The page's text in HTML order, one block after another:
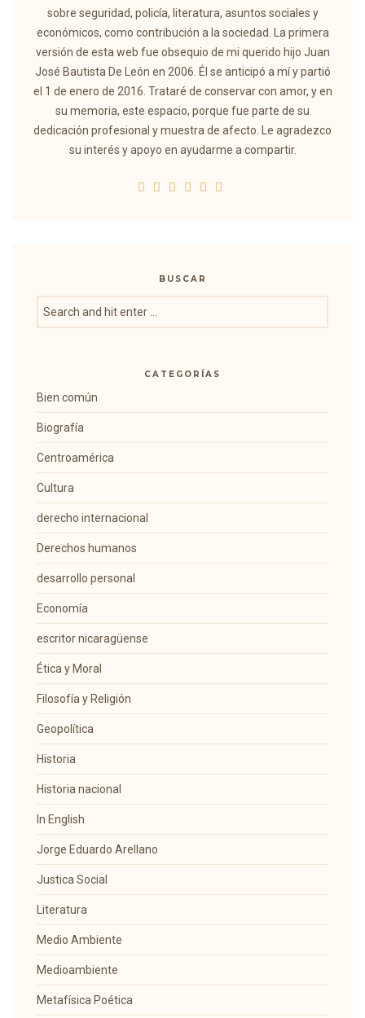
sobre seguridad, policía, literatura, asuntos sociales y
económicos, como contribución a la sociedad. La primera
versión de esta web fue obsequio de mi querido hijo Juan
José Bautista De León en 2006. Él se anticipó a mí y partió
el 1 de enero de 2016. Trataré de conservar con amor, y en
su memoria, este espacio, porque fue parte de su
dedicación profesional y muestra de afecto. Le agradezco
su interés y apoyo en ayudarme a compartir.
BUSCAR
CATEGORÍAS
Bien común
Biografía
Centroamérica
Cultura
derecho internacional
Derechos humanos
desarrollo personal
Economía
escritor nicaragüense
Ética y Moral
Filosofía y Religión
Geopolítica
Historia
Historia nacional
In English
Jorge Eduardo Arellano
Justica Social
Literatura
Medio Ambiente
Medioambiente
Metafísica Poética